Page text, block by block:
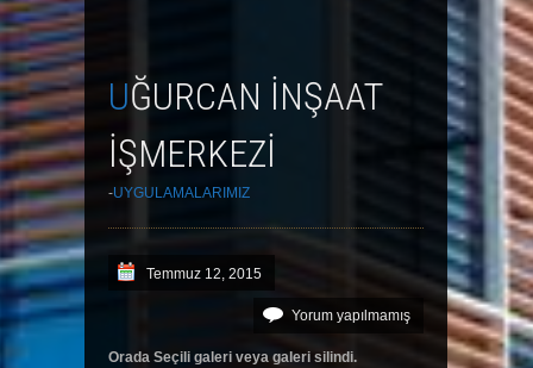
UĞURCAN İNŞAAT
İŞMERKEZİ
-UYGULAMALARIMIZ
Temmuz 12, 2015
Yorum yapılmamış
Orada Seçili galeri veya galeri silindi.